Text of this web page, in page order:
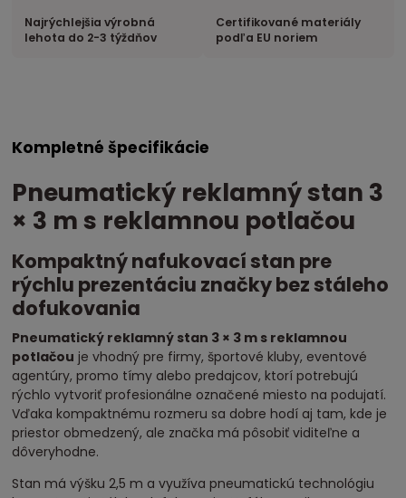
Najrýchlejšia výrobná
lehota do 2-3 týždňov
Certifikované materiály
podľa EU noriem
Kompletné špecifikácie
Pneumatický reklamný stan 3
× 3 m s reklamnou potlačou
Kompaktný nafukovací stan pre
rýchlu prezentáciu značky bez stáleho
dofukovania
Pneumatický reklamný stan 3 × 3 m s reklamnou
potlačou je vhodný pre firmy, športové kluby, eventové
agentúry, promo tímy alebo predajcov, ktorí potrebujú
rýchlo vytvoriť profesionálne označené miesto na podujatí.
Vďaka kompaktnému rozmeru sa dobre hodí aj tam, kde je
priestor obmedzený, ale značka má pôsobiť viditeľne a
dôveryhodne.
Stan má výšku 2,5 m a využíva pneumatickú technológiu